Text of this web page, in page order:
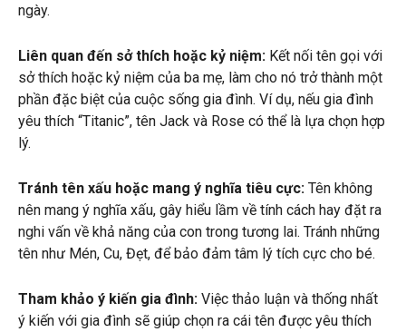
ngày.
Liên quan đến sở thích hoặc kỷ niệm: Kết nối tên gọi với
sở thích hoặc kỷ niệm của ba mẹ, làm cho nó trở thành một
phần đặc biệt của cuộc sống gia đình. Ví dụ, nếu gia đình
yêu thích “Titanic”, tên Jack và Rose có thể là lựa chọn hợp
lý.
Tránh tên xấu hoặc mang ý nghĩa tiêu cực: Tên không
nên mang ý nghĩa xấu, gây hiểu lầm về tính cách hay đặt ra
nghi vấn về khả năng của con trong tương lai. Tránh những
tên như Mén, Cu, Đẹt, để bảo đảm tâm lý tích cực cho bé.
Tham khảo ý kiến gia đình: Việc thảo luận và thống nhất
ý kiến với gia đình sẽ giúp chọn ra cái tên được yêu thích